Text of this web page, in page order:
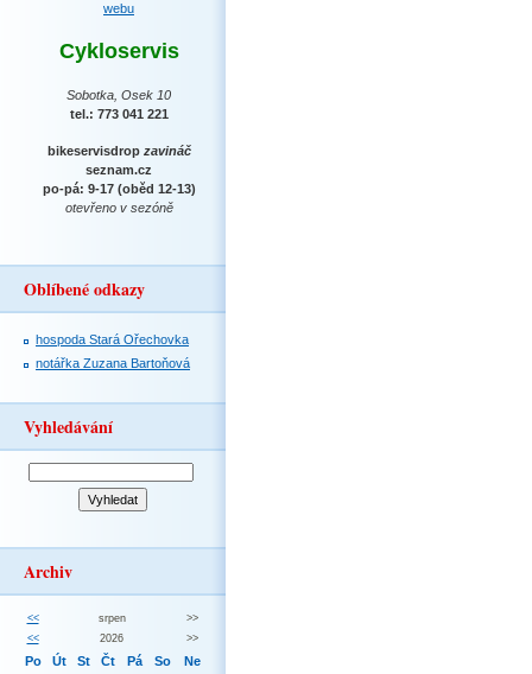
Cykloservis
Sobotka, Osek 10
tel.: 773 041 221
bikeservisdrop zavináč
seznam.cz
po-pá: 9-17 (oběd 12-13)
otevřeno v sezóně
Oblíbené odkazy
hospoda Stará Ořechovka
notářka Zuzana Bartoňová
Vyhledávání
Archiv
<< srpen
>>
<<
2026 >>
Po Út St Čt Pá So Ne